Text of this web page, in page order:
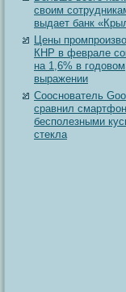
своим
выдает банк
Цены
КНР в феврале
на 1,6% в годовом
выражении
Сооснователь
сравнил
бесполезными
стекла